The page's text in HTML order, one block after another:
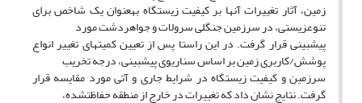
زمین، آثار تغییرات آنها بر کیفیت زیستگاه بهعنوان یک شاخص برای
تنوعزیستی، در سرزمین جنگلی سرولات و جواهردشت مورد
پیشبینی قرار گرفت. در این راستا پس از تعیین کمیتهای تغییر انواع
پوشش/کاربری زمین بر اساس سناریوی پیشبینی، درجه تخریب
سرزمین و کیفیت زیستگاه در شرایط جاری و آتی مورد مقایسه قرار
گرفت. نتایج نشان داد که تغییرات در خارج از منطقه حفاظتشده،